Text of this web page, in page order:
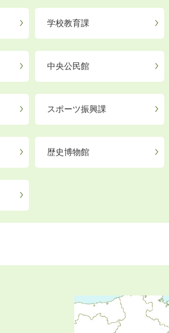
学校教育課
中央公民館
スポーツ振興課
歴史博物館